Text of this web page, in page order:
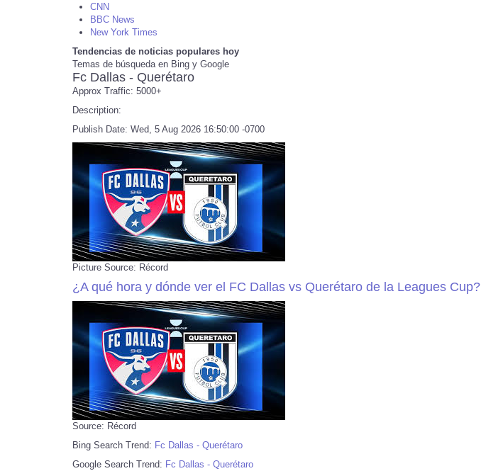
CNN
BBC News
New York Times
Tendencias de noticias populares hoy
Temas de búsqueda en Bing y Google
Fc Dallas - Querétaro
Approx Traffic: 5000+
Description:
Publish Date: Wed, 5 Aug 2026 16:50:00 -0700
Picture Source: Récord
¿A qué hora y dónde ver el FC Dallas vs Querétaro de la Leagues Cup?
Source: Récord
Bing Search Trend: Fc Dallas - Querétaro
Google Search Trend: Fc Dallas - Querétaro